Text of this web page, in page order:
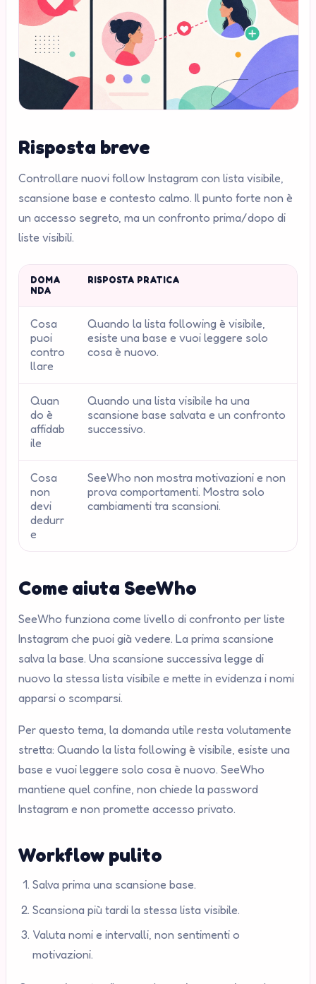
Risposta breve
Controllare nuovi follow Instagram con lista visibile,
scansione base e contesto calmo. Il punto forte non è
un accesso segreto, ma un confronto prima/dopo di
liste visibili.
DOMA
NDA
RISPOSTA PRATICA
Cosa
puoi
contro
llare
Quando la lista following è visibile,
esiste una base e vuoi leggere solo
cosa è nuovo.
Quan
do è
affidab
ile
Quando una lista visibile ha una
scansione base salvata e un confronto
successivo.
Cosa
non
devi
dedurr
e
SeeWho non mostra motivazioni e non
prova comportamenti. Mostra solo
cambiamenti tra scansioni.
Come aiuta SeeWho
SeeWho funziona come livello di confronto per liste
Instagram che puoi già vedere. La prima scansione
salva la base. Una scansione successiva legge di
nuovo la stessa lista visibile e mette in evidenza i nomi
apparsi o scomparsi.
Per questo tema, la domanda utile resta volutamente
stretta: Quando la lista following è visibile, esiste una
base e vuoi leggere solo cosa è nuovo. SeeWho
mantiene quel confine, non chiede la password
Instagram e non promette accesso privato.
Workflow pulito
Salva prima una scansione base.
Scansiona più tardi la stessa lista visibile.
Valuta nomi e intervalli, non sentimenti o
motivazioni.